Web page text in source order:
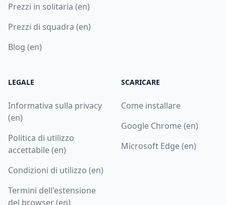
Prezzi in solitaria (en)
Prezzi di squadra (en)
Blog (en)
LEGALE
Informativa sulla privacy
(en)
Politica di utilizzo
accettabile (en)
Condizioni di utilizzo (en)
Termini dell'estensione
del browser (en)
SCARICARE
Come installare
Google Chrome (en)
Microsoft Edge (en)